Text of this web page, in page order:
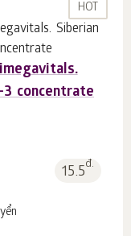
HOT
3 concentrate
15.5đ.